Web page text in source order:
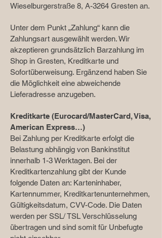
Wieselburgerstraße 8, A-3264 Gresten an.
Unter dem Punkt „Zahlung“ kann die
Zahlungsart ausgewählt werden. Wir
akzeptieren grundsätzlich Barzahlung im
Shop in Gresten, Kreditkarte und
Sofortüberweisung. Ergänzend haben Sie
die Möglichkeit eine abweichende
Lieferadresse anzugeben.
Kreditkarte (Eurocard/MasterCard, Visa,
American Express…)
Bei Zahlung per Kreditkarte erfolgt die
Belastung abhängig von Bankinstitut
innerhalb 1-3 Werktagen. Bei der
Kreditkartenzahlung gibt der Kunde
folgende Daten an: Karteninhaber,
Kartennummer, Kreditkartenunternehmen,
Gültigkeitsdatum, CVV-Code. Die Daten
werden per SSL/ TSL Verschlüsselung
übertragen und sind somit für Unbefugte